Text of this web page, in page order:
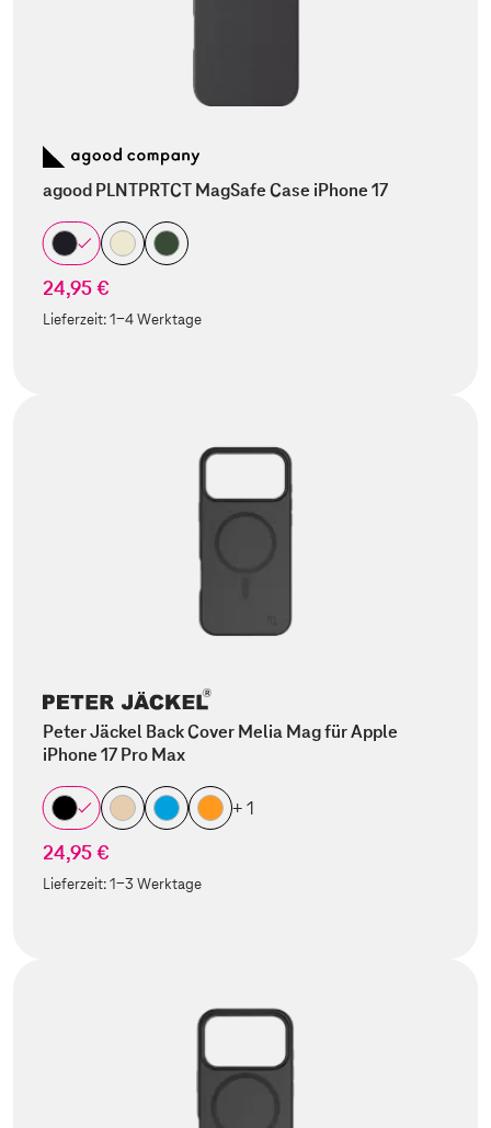
agood PLNTPRTCT MagSafe Case iPhone 17
24,95 €
Lieferzeit:1-4 Werktage
Peter Jäckel Back Cover Melia Mag für Apple
iPhone 17 Pro Max
+ 1
24,95 €
Lieferzeit:1-3 Werktage